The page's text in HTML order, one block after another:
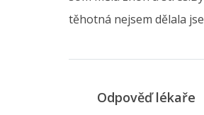
těhotná nejsem dělala
Odpověď lékaře